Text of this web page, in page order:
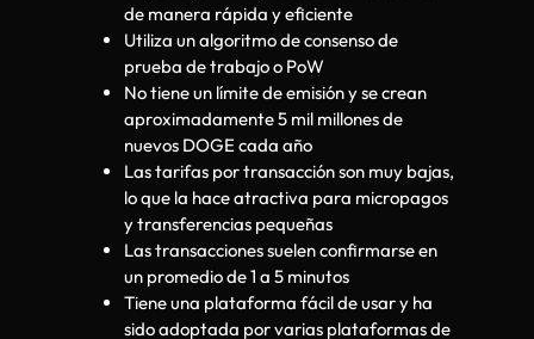
de manera rápida y eficiente
Utiliza un algoritmo de consenso de
prueba de trabajo o PoW
No tiene un límite de emisión y se crean
aproximadamente 5 mil millones de
nuevos DOGE cada año
Las tarifas por transacción son muy bajas,
lo que la hace atractiva para micropagos
y transferencias pequeñas
Las transacciones suelen confirmarse en
un promedio de 1 a 5 minutos
Tiene una plataforma fácil de usar y ha
sido adoptada por varias plataformas de